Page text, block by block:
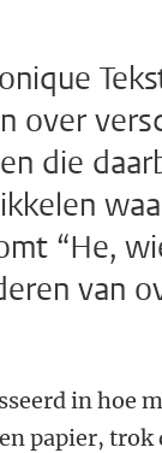
over
die
“He,
van
in hoe
papier, trok